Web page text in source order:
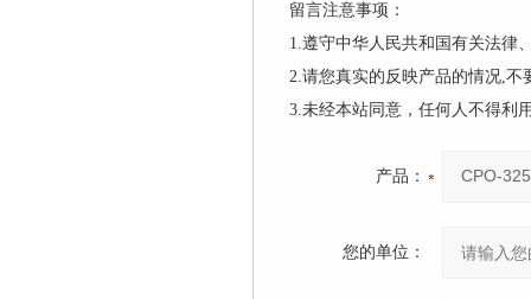
留言注意事项：
1.遵守中华人民共和国有关法律
2.请您真实的反映产品的情况,
3.未经本站同意，任何人不得利
产品：
您的单位：